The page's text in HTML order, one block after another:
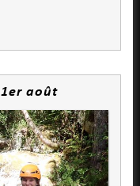
août